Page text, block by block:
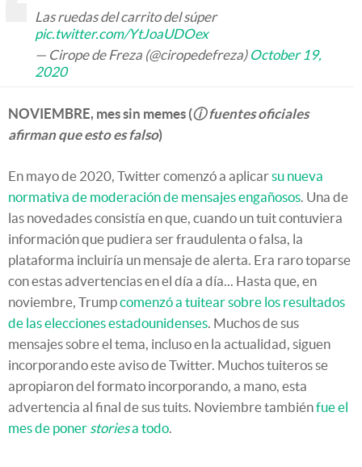
Las ruedas del carrito del súper
pic.twitter.com/YtJoaUDOex
— Cirope de Freza (@ciropedefreza) October 19,
2020
NOVIEMBRE, mes sin memes (ⓘ fuentes oficiales
afirman que esto es falso)
En mayo de 2020, Twitter comenzó a aplicarsu nueva
normativa de moderación de mensajes engañosos. Una de
las novedades consistía en que, cuando un tuit contuviera
información que pudiera ser fraudulenta o falsa, la
plataforma incluiría un mensaje de alerta. Era raro toparse
con estas advertencias en el día a día... Hasta que, en
noviembre, Trumpcomenzó a tuitear sobre los resultados
de las elecciones estadounidenses. Muchos de sus
mensajes sobre el tema, incluso en la actualidad, siguen
incorporando este aviso de Twitter. Muchos tuiteros se
apropiaron del formato incorporando, a mano, esta
advertencia al final de sus tuits. Noviembre tambiénfue el
mes de poner storiesa todo.